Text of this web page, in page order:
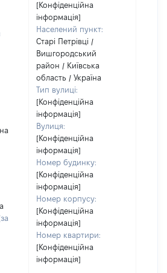
[Конфіденційна
інформація]
Населений пункт:
Старі Петрівці /
Вишгородський
район / Київська
область / Україна
Тип вулиці:
[Конфіденційна
інформація]
Вулиця:
[Конфіденційна
інформація]
Номер будинку:
[Конфіденційна
інформація]
Номер корпусу:
[Конфіденційна
інформація]
Номер квартири:
[Конфіденційна
інформація]